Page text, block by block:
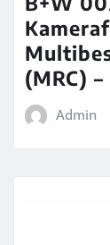
(MRC) –
Admin